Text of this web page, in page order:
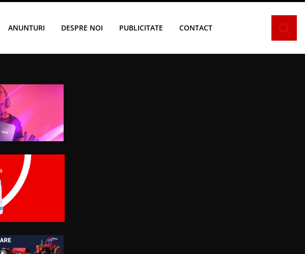
ANUNTURI DESPRE NOI PUBLICITATE CONTACT